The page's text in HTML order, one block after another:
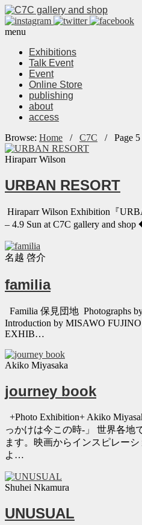
menu
Exhibitions
Talk Event
Event
Online Store
publishing
about
access
Browse: Home / C7C / Page 5
Hiraparr Wilson
URBAN RESORT
Hiraparr Wilson Exhibition『
– 4.9 Sun at C7C gallery and
名越 啓介
familia
Familia 保見団地 Photographs
Introduction by MISAWO
EXHIB…
Akiko Miyasaka
journey book
+Photo Exhibition+ Akiko
っかけは今この時-」 世界各地
ます。映画からインスピレー
よ…
Shuhei Nkamura
UNUSUAL